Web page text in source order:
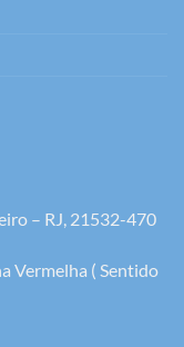
– RJ, 21532-470
Vermelha ( Sentido